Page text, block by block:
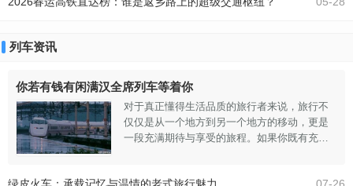
列车资讯
你若有钱有闲满汉全席列车等着你
对于真正懂得生活品质的旅行者来说，旅行不
仅仅是从一个地方到另一个地方的移动，更是
一段充满期待与享受的旅程。如果你既有充裕
07-26
绿皮火车：承载记忆与温情的老式旅行魅力